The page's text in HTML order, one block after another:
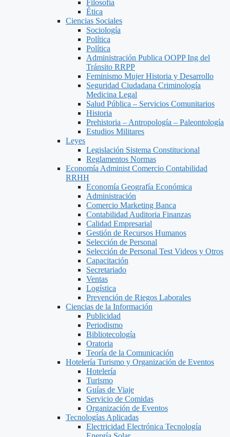
Filosofía
Ética
Ciencias Sociales
Sociología
Política
Política
Administración Publica OOPP Ing del
Tránsito RRPP
Feminismo Mujer Historia y Desarrollo
Seguridad Ciudadana Criminología
Medicina Legal
Salud Pública – Servicios Comunitarios
Historia
Prehistoria – Antropología – Paleontología
Estudios Militares
Leyes
Legislación Sistema Constitucional
Reglamentos Normas
Economía Administ Comercio Contabilidad
RRHH
Economía Geografía Económica
Administración
Comercio Marketing Banca
Contabilidad Auditoria Finanzas
Calidad Empresarial
Gestión de Recursos Humanos
Selección de Personal
Selección de Personal Test Videos y Otros
Capacitación
Secretariado
Ventas
Logística
Prevención de Riegos Laborales
Ciencias de la Información
Publicidad
Periodismo
Bibliotecología
Oratoria
Teoría de la Comunicación
Hotelería Turismo y Organización de Eventos
Hotelería
Turismo
Guías de Viaje
Servicio de Comidas
Organización de Eventos
Tecnologías Aplicadas
Electricidad Electrónica Tecnología